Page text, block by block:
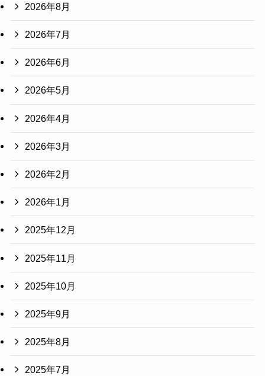
2026年8月
2026年7月
2026年6月
2026年5月
2026年4月
2026年3月
2026年2月
2026年1月
2025年12月
2025年11月
2025年10月
2025年9月
2025年8月
2025年7月